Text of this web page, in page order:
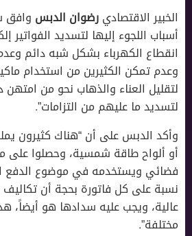
الخبير الاقتصاديرضوان الدبس وافق
أسباب اللجوء إليها لتسديد الفواتير
انقطاع الكهرباء بشكل شبه دائم
وعدم تمكن الكثيرين من استخدام
لتقليل العناء والذهاب نحو من امتهن
لتسديد ما عليهم من التزامات”.
وأكد الدبس على أن “هناك كثيرون
أو ألواح طاقة شمسية، وحصلوا على
فضائي ويستخدمه في موضوع الدفع
نسبة على كل فاتورة بحجة أن تكاليف
عالية، ويجب عليه سدادها هو أيضاً،
مختلفة”.